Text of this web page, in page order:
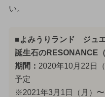
い。
■よみうりランド ジュ
誕生石のRESONANCE
期間： 2020年10月22日
予定
※2021年3月1日（月）